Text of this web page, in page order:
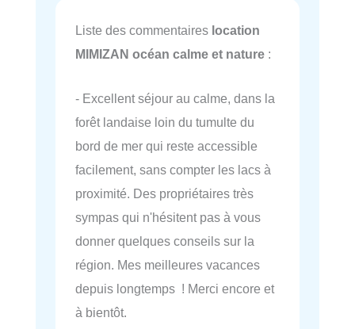
Liste des commentaires location
MIMIZAN océan calme et nature :
- Excellent séjour au calme, dans la
forêt landaise loin du tumulte du
bord de mer qui reste accessible
facilement, sans compter les lacs à
proximité. Des propriétaires très
sympas qui n'hésitent pas à vous
donner quelques conseils sur la
région. Mes meilleures vacances
depuis longtemps ! Merci encore et
à bientôt.